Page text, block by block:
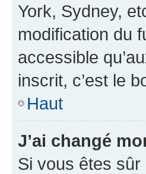
York, Sydney,
modification du
accessible
inscrit, c’est le
Haut
J’ai changé
Si vous êtes sûr